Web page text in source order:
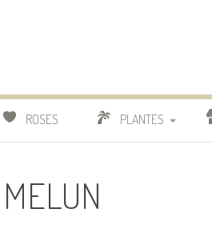
ROSES PLANTES